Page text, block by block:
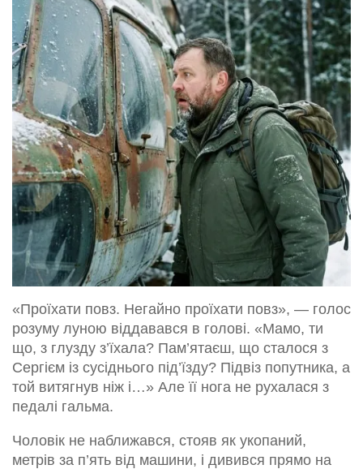
«Проїхати повз. Негайно проїхати повз», — голос
розуму луною віддавався в голові. «Мамо, ти
що, з глузду з’їхала? Пам’ятаєш, що сталося з
Сергієм із сусіднього під’їзду? Підвіз попутника, а
той витягнув ніж і…» Але її нога не рухалася з
педалі гальма.
Чоловік не наближався, стояв як укопаний,
метрів за п’ять від машини, і дивився прямо на